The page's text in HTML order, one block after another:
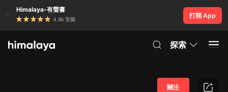
Himalaya-有聲書
4.8k 安裝
打開 App
探索
關注